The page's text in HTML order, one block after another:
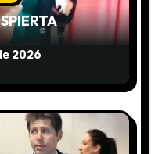
2026